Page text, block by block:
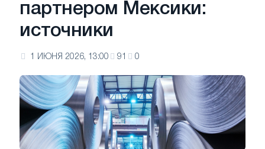
партнером Мексики:
источники
1 ИЮНЯ 2026, 13:00 91 0